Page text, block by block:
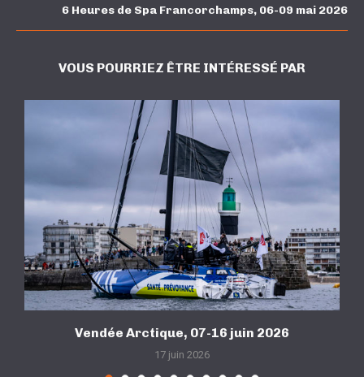
6 Heures de Spa Francorchamps, 06-09 mai 2026
VOUS POURRIEZ ÊTRE INTÉRESSÉ PAR
Vendée Arctique, 07-16 juin 2026
17 juin 2026